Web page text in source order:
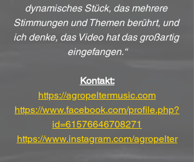
dynamisches Stück, das mehrere
Stimmungen und Themen berührt, und
ich denke, das Video hat das großartig
eingefangen.“
Kontakt:
https://agropeltermusic.com
https://www.facebook.com/profile.php?
id=61576646708271
https://www.instagram.com/agropelter